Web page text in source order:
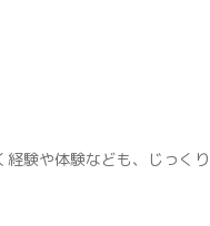
験や体験なども、じっく